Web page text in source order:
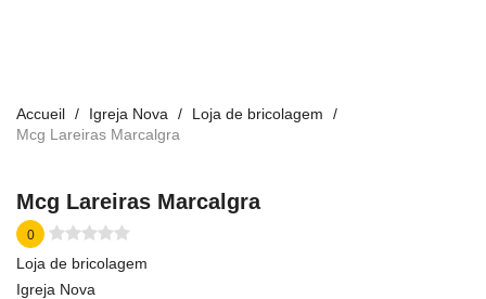
Accueil Igreja Nova
Loja de bricolagem
Mcg Lareiras Marcalgra
Mcg Lareiras Marcalgra
0
Loja de bricolagem
Igreja Nova